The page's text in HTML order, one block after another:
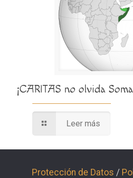
¡CARITAS no olvida
Leer más
Protección de Datos /